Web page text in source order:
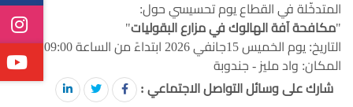
المتدخّلة في القطاع يوم تحسيسي حول:
"مكافحة آفة الهالوك في مزارع البقوليات"
التاريخ: يوم الخميس 15جانفي 2026 ابتداءً من الساعة 09:00 صباحًا
المكان: واد مليز - جندوبة
شارك على وسائل التواصل الاجتماعي :